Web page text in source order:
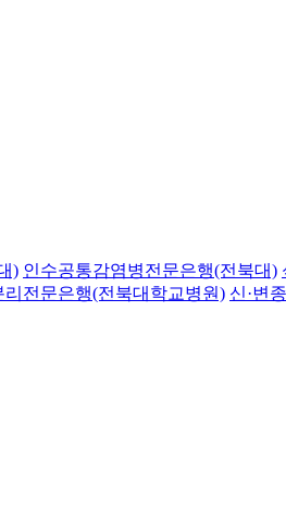
) 인수공통감염병전문은행(전북대)
리전문은행(전북대학교병원) 신·변